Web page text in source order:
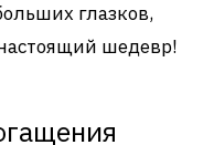
глазков,
шедевр!